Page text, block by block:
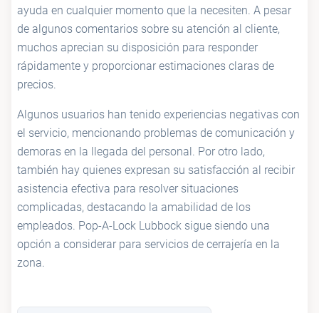
ayuda en cualquier momento que la necesiten. A pesar
de algunos comentarios sobre su atención al cliente,
muchos aprecian su disposición para responder
rápidamente y proporcionar estimaciones claras de
precios.
Algunos usuarios han tenido experiencias negativas con
el servicio, mencionando problemas de comunicación y
demoras en la llegada del personal. Por otro lado,
también hay quienes expresan su satisfacción al recibir
asistencia efectiva para resolver situaciones
complicadas, destacando la amabilidad de los
empleados. Pop-A-Lock Lubbock sigue siendo una
opción a considerar para servicios de cerrajería en la
zona.